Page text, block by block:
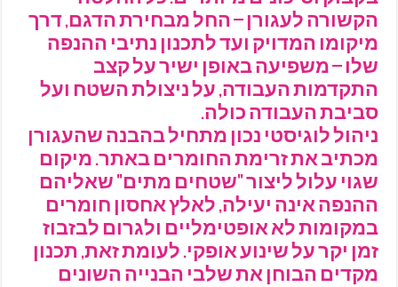
הקשורה לעגורן – החל מבחירת הדגם, דרך
מיקומו המדויק ועד לתכנון נתיבי ההנפה
שלו – משפיעה באופן ישיר על קצב
התקדמות העבודה, על ניצולת השטח ועל
סביבת העבודה כולה.
ניהול לוגיסטי נכון מתחיל בהבנה שהעגורן
מכתיב את זרימת החומרים באתר. מיקום
שגוי עלול ליצור "שטחים מתים" שאליהם
ההנפה אינה יעילה, לאלץ אחסון חומרים
במקומות לא אופטימליים ולגרום לבזבוז
זמן יקר על שינוע אופקי. לעומת זאת, תכנון
מקדים הבוחן את שלבי הבנייה השונים